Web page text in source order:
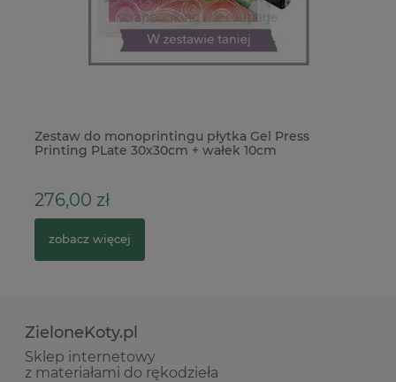
Zestaw do monoprintingu płytka Gel Press
Printing PLate 30x30cm + wałek 10cm
276,00 zł
zobacz więcej
ZieloneKoty.pl
Sklep internetowy
z materiałami do rękodzieła